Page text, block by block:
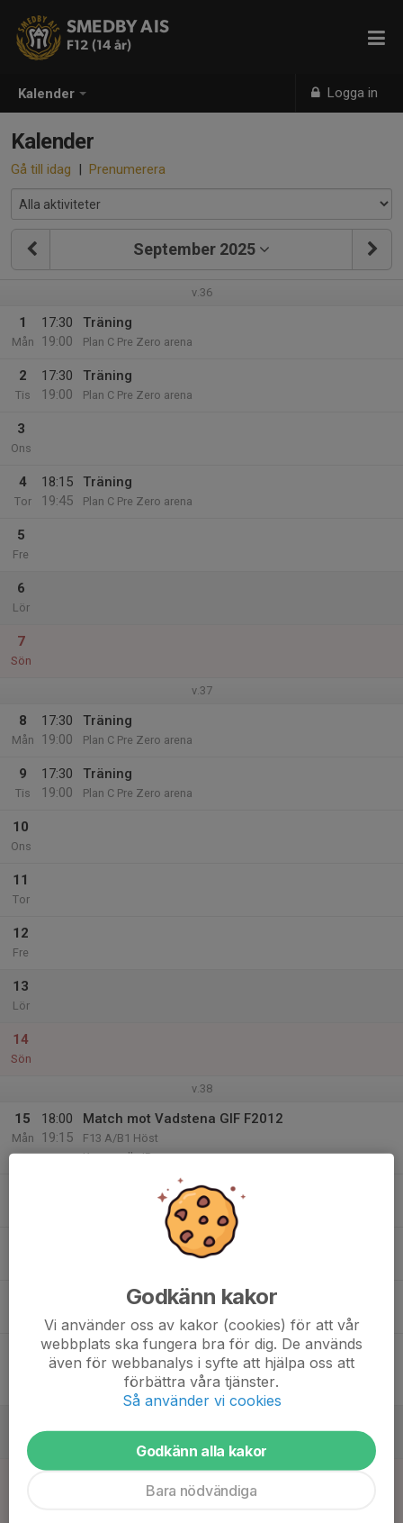
Kalender Logga in
SMEDBY AIS
F12 (14 år)
Kalender
Gå till idag | Prenumerera
September 2025
v.36
1
Mån
17:30
19:00
Träning
Plan C Pre Zero arena
2
Tis
17:30
19:00
Träning
Plan C Pre Zero arena
3
Ons
4
Tor
18:15
19:45
Träning
Plan C Pre Zero arena
5
Fre
6
Lör
7
Sön
v.37
8
Mån
17:30
19:00
Träning
Plan C Pre Zero arena
9
Tis
17:30
19:00
Träning
Plan C Pre Zero arena
10
Ons
11
Tor
12
Fre
13
Lör
14
Sön
v.38
15
Mån
18:00
19:15
Match mot Vadstena GIF F2012
F13 A/B1 Höst
Kungsvalla IP
Plan C Pre Zero arena
19:45
Träning
Plan C Pre Zero arena
17:00
18:15
Match mot Lindö FF F12 Gul
F13 A/B1 Höst
PreZero Arena C-plan
Lör
17:00
Match mot Ödeshögs IK F11
F13 A/B2 Höst
Godkänn kakor
Vi använder oss av kakor (cookies) för att vår
webbplats ska fungera bra för dig. De används
även för webbanalys i syfte att hjälpa oss att
förbättra våra tjänster.
Så använder vi cookies
Godkänn alla kakor
Bara nödvändiga